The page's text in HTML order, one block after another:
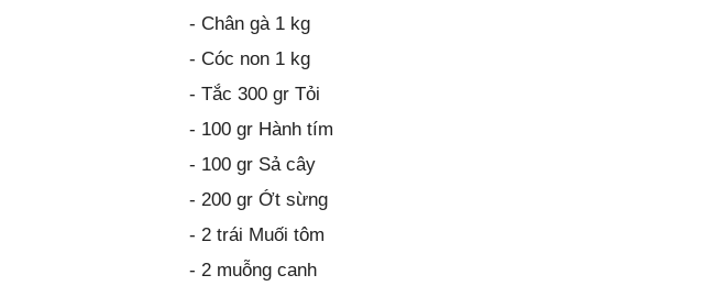
- Chân gà 1 kg
- Cóc non 1 kg
- Tắc 300 gr Tỏi
- 100 gr Hành tím
- 100 gr Sả cây
- 200 gr Ớt sừng
- 2 trái Muối tôm
- 2 muỗng canh